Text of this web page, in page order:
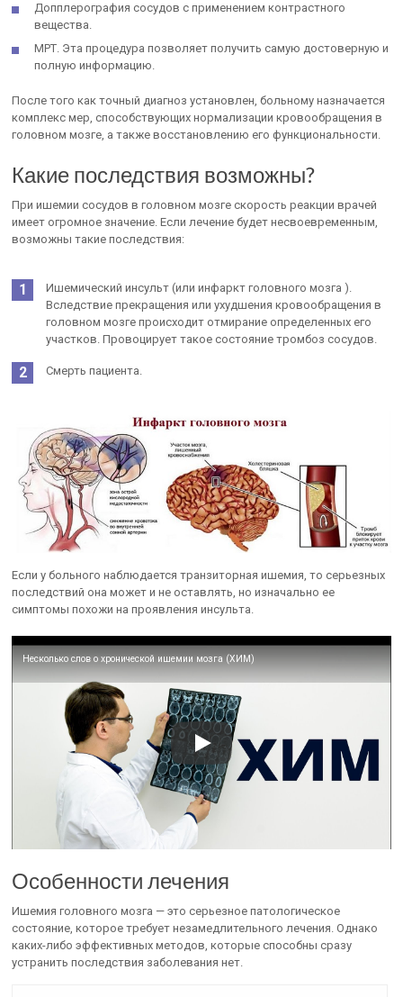
Допплерография сосудов с применением контрастного
вещества.
МРТ. Эта процедура позволяет получить самую достоверную и
полную информацию.
После того как точный диагноз установлен, больному назначается
комплекс мер, способствующих нормализации кровообращения в
головном мозге, а также восстановлению его функциональности.
Какие последствия возможны?
При ишемии сосудов в головном мозге скорость реакции врачей
имеет огромное значение. Если лечение будет несвоевременным,
возможны такие последствия:
Ишемический инсульт (или инфаркт головного мозга ).
Вследствие прекращения или ухудшения кровообращения в
головном мозге происходит отмирание определенных его
участков. Провоцирует такое состояние тромбоз сосудов.
Смерть пациента.
Если у больного наблюдается транзиторная ишемия, то серьезных
последствий она может и не оставлять, но изначально ее
симптомы похожи на проявления инсульта.
Несколько слов о хронической ишемии мозга (ХИМ)
Особенности лечения
Ишемия головного мозга — это серьезное патологическое
состояние, которое требует незамедлительного лечения. Однако
каких-либо эффективных методов, которые способны сразу
устранить последствия заболевания нет.